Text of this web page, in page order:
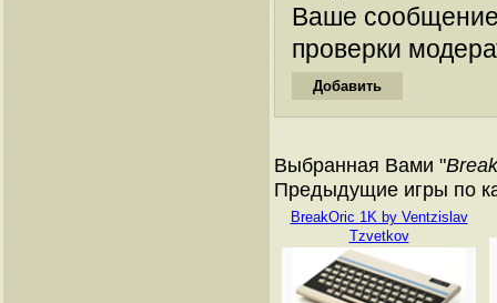
Ваше
проверки
Выбранная Вами "
Предыдущие игры по
BreakOric 1K by Ventzislav
Tzvetkov